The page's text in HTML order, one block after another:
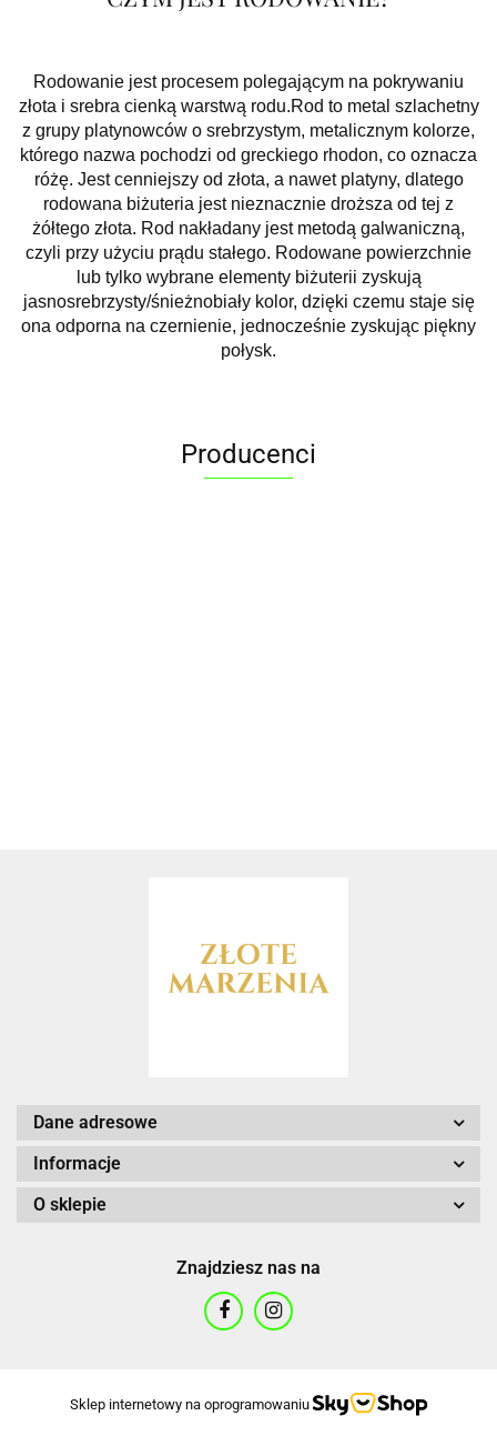
Rodowanie jest procesem polegającym na pokrywaniu
złota i srebra cienką warstwą rodu.Rod to metal szlachetny
z grupy platynowców o srebrzystym, metalicznym kolorze,
którego nazwa pochodzi od greckiego rhodon, co oznacza
różę. Jest cenniejszy od złota, a nawet platyny, dlatego
rodowana biżuteria jest nieznacznie droższa od tej z
żółtego złota. Rod nakładany jest metodą galwaniczną,
czyli przy użyciu prądu stałego. Rodowane powierzchnie
lub tylko wybrane elementy biżuterii zyskują
jasnosrebrzysty/śnieżnobiały kolor, dzięki czemu staje się
ona odporna na czernienie, jednocześnie zyskując piękny
połysk.
Producenci
Dane adresowe
Informacje
O sklepie
Znajdziesz nas na
Sklep internetowy na oprogramowaniu